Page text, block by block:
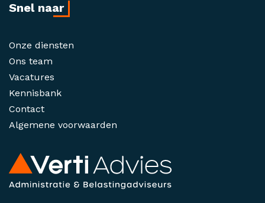
Snel naar
Onze diensten
Ons team
Vacatures
Kennisbank
Contact
Algemene voorwaarden